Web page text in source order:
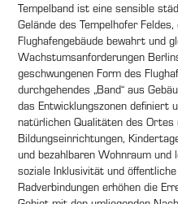
Tempelband ist eine sensible
Gelände des Tempelhofer
Flughafengebäude bewahrt und
Wachstumsanforderungen
geschwungenen Form des
durchgehendes „Band“ aus
das Entwicklungszonen definiert
natürlichen Qualitäten des
Bildungseinrichtungen,
und bezahlbaren Wohnraum
soziale Inklusivität und
Radverbindungen erhöhen die